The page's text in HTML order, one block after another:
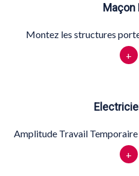
Maçon
Montez les structures
+
Amplitude Travail Temporaire
+